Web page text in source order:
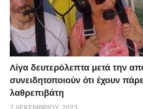
Λίγα δευτερόλεπτα μετά την
συνειδητοποιούν ότι έχουν
λαθρεπιβάτη